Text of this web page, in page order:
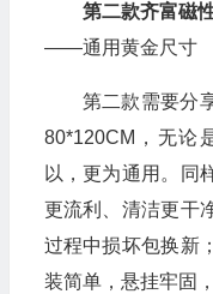
第二款齐富磁
——通用黄金尺寸
第二款需要分
80*120CM，无论
以，更为通用。同
更流利、清洁更干
过程中损坏包换新
装简单，悬挂牢固